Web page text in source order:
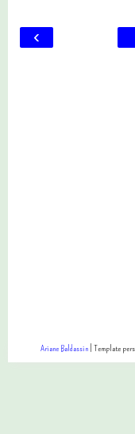
‹
Ariane Baldassin| Template